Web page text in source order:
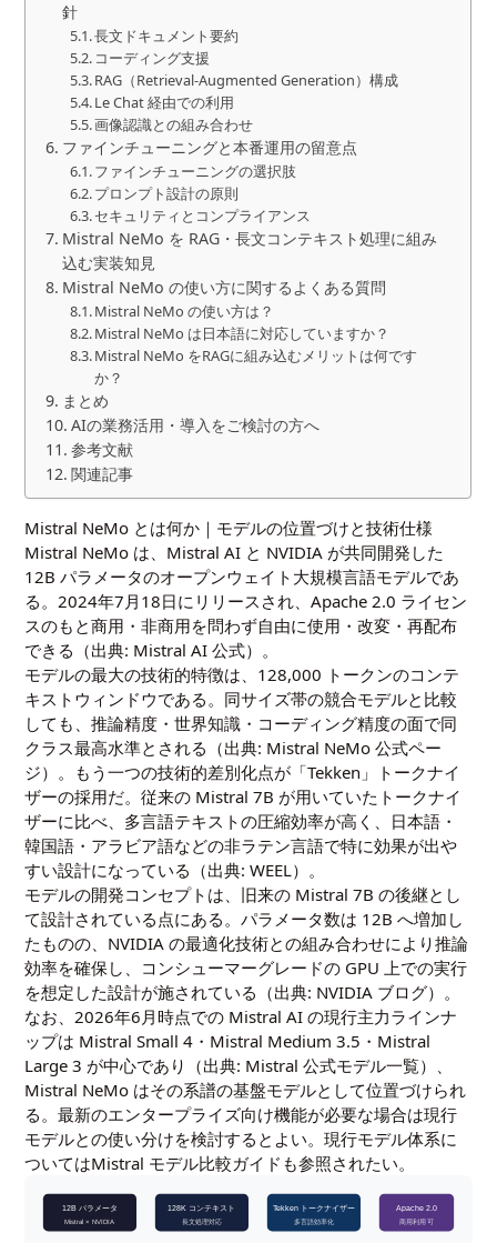
針
長文ドキュメント要約
コーディング支援
RAG（Retrieval-Augmented Generation）構成
Le Chat 経由での利用
画像認識との組み合わせ
ファインチューニングと本番運用の留意点
ファインチューニングの選択肢
プロンプト設計の原則
セキュリティとコンプライアンス
Mistral NeMo を RAG・長文コンテキスト処理に組み
込む実装知見
Mistral NeMo の使い方に関するよくある質問
Mistral NeMo の使い方は？
Mistral NeMo は日本語に対応していますか？
Mistral NeMo をRAGに組み込むメリットは何です
か？
まとめ
AIの業務活用・導入をご検討の方へ
参考文献
関連記事
Mistral NeMo とは何か｜モデルの位置づけと技術仕様
Mistral NeMo は、Mistral AI と NVIDIA が共同開発した
12B パラメータのオープンウェイト大規模言語モデルであ
る。2024年7月18日にリリースされ、Apache 2.0 ライセン
スのもと商用・非商用を問わず自由に使用・改変・再配布
できる（出典: Mistral AI 公式）。
モデルの最大の技術的特徴は、128,000 トークンのコンテ
キストウィンドウである。同サイズ帯の競合モデルと比較
しても、推論精度・世界知識・コーディング精度の面で同
クラス最高水準とされる（出典: Mistral NeMo 公式ペー
ジ）。もう一つの技術的差別化点が「Tekken」トークナイ
ザーの採用だ。従来の Mistral 7B が用いていたトークナイ
ザーに比べ、多言語テキストの圧縮効率が高く、日本語・
韓国語・アラビア語などの非ラテン言語で特に効果が出や
すい設計になっている（出典:WEEL）。
モデルの開発コンセプトは、旧来の Mistral 7B の後継とし
て設計されている点にある。パラメータ数は 12B へ増加し
たものの、NVIDIA の最適化技術との組み合わせにより推論
効率を確保し、コンシューマーグレードの GPU 上での実行
を想定した設計が施されている（出典: NVIDIA ブログ）。
なお、2026年6月時点での Mistral AI の現行主力ラインナ
ップは Mistral Small 4・Mistral Medium 3.5・Mistral
Large 3 が中心であり（出典: Mistral 公式モデル一覧）、
Mistral NeMo はその系譜の基盤モデルとして位置づけられ
る。最新のエンタープライズ向け機能が必要な場合は現行
モデルとの使い分けを検討するとよい。現行モデル体系に
ついてはMistral モデル比較ガイド も参照されたい。
12B パラメータ
Mistral × NVIDIA
128K コンテキスト
長文処理対応
Tekken トークナイザー
多言語効率化
Apache 2.0
商用利用可